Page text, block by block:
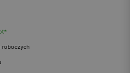
roboczych